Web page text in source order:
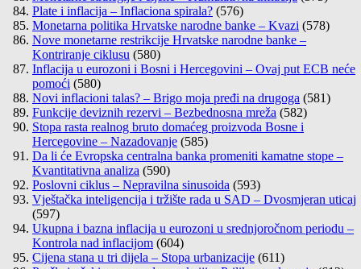
Plate i inflacija – Inflaciona spirala? (576)
Monetarna politika Hrvatske narodne banke – Kvazi (578)
Nove monetarne restrikcije Hrvatske narodne banke –
Kontriranje ciklusu (580)
Inflacija u eurozoni i Bosni i Hercegovini – Ovaj put ECB neće
pomoći (580)
Novi inflacioni talas? – Brigo moja pređi na drugoga (581)
Funkcije deviznih rezervi – Bezbednosna mreža (582)
Stopa rasta realnog bruto domaćeg proizvoda Bosne i
Hercegovine – Nazadovanje (585)
Da li će Evropska centralna banka promeniti kamatne stope –
Kvantitativna analiza (590)
Poslovni ciklus – Nepravilna sinusoida (593)
Vještačka inteligencija i tržište rada u SAD – Dvosmjeran uticaj
(597)
Ukupna i bazna inflacija u eurozoni u srednjoročnom periodu –
Kontrola nad inflacijom (604)
Cijena stana u tri dijela – Stopa urbanizacije (611)